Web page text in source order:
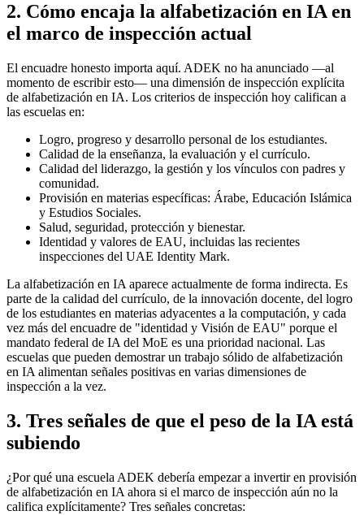
2. Cómo encaja la alfabetización en IA en
el marco de inspección actual
El encuadre honesto importa aquí. ADEK no ha anunciado —al
momento de escribir esto— una dimensión de inspección explícita
de alfabetización en IA. Los criterios de inspección hoy califican a
las escuelas en:
Logro, progreso y desarrollo personal de los estudiantes.
Calidad de la enseñanza, la evaluación y el currículo.
Calidad del liderazgo, la gestión y los vínculos con padres y
comunidad.
Provisión en materias específicas: Árabe, Educación Islámica
y Estudios Sociales.
Salud, seguridad, protección y bienestar.
Identidad y valores de EAU, incluidas las recientes
inspecciones del UAE Identity Mark.
La alfabetización en IA aparece actualmente de forma indirecta. Es
parte de la calidad del currículo, de la innovación docente, del logro
de los estudiantes en materias adyacentes a la computación, y cada
vez más del encuadre de "identidad y Visión de EAU" porque el
mandato federal de IA del MoE es una prioridad nacional. Las
escuelas que pueden demostrar un trabajo sólido de alfabetización
en IA alimentan señales positivas en varias dimensiones de
inspección a la vez.
3. Tres señales de que el peso de la IA está
subiendo
¿Por qué una escuela ADEK debería empezar a invertir en provisión
de alfabetización en IA ahora si el marco de inspección aún no la
califica explícitamente? Tres señales concretas: